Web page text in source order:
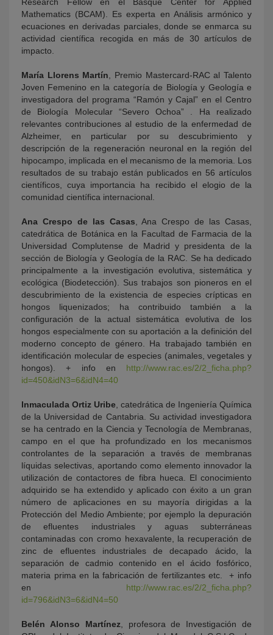
Research Fellow en el Basque Center for Applied
Mathematics (BCAM). Es experta en Análisis armónico y
ecuaciones en derivadas parciales, donde se enmarca su
actividad científica recogida en más de 30 artículos de
impacto.
María Llorens Martín, Premio Mastercard-RAC al Talento
Joven Femenino en la categoría de Biología y Geología e
investigadora del programa “Ramón y Cajal” en el Centro
de Biología Molecular “Severo Ochoa” . Ha realizado
relevantes contribuciones al estudio de la enfermedad de
Alzheimer, en particular por su descubrimiento y
descripción de la regeneración neuronal en la región del
hipocampo, implicada en el mecanismo de la memoria. Los
resultados de su trabajo están publicados en 56 artículos
científicos, cuya importancia ha recibido el elogio de la
comunidad científica internacional.
Ana Crespo de las Casas, Ana Crespo de las Casas,
catedrática de Botánica en la Facultad de Farmacia de la
Universidad Complutense de Madrid y presidenta de la
sección de Biología y Geología de la RAC. Se ha dedicado
principalmente a la investigación evolutiva, sistemática y
ecológica (Biodetección). Sus trabajos son pioneros en el
descubrimiento de la existencia de especies crípticas en
hongos liquenizados; ha contribuido también a la
configuración de la actual sistemática evolutiva de los
hongos especialmente con su aportación a la definición del
moderno concepto de género. Ha trabajado también en
identificación molecular de especies (animales, vegetales y
hongos). + info en http://www.rac.es/2/2_ficha.php?
id=450&idN3=6&idN4=40
Inmaculada Ortiz Uribe, catedrática de Ingeniería Química
de la Universidad de Cantabria. Su actividad investigadora
se ha centrado en la Ciencia y Tecnología de Membranas,
campo en el que ha profundizado en los mecanismos
controlantes de la separación a través de membranas
líquidas selectivas, aportando como elemento innovador la
utilización de contactores de fibra hueca. El conocimiento
adquirido se ha extendido y aplicado con éxito a un gran
número de aplicaciones en su mayoría dirigidas a la
Protección del Medio Ambiente; por ejemplo la depuración
de efluentes industriales y aguas subterráneas
contaminadas con cromo hexavalente, la recuperación de
zinc de efluentes industriales de decapado ácido, la
separación de cadmio contenido en el ácido fosfórico,
materia prima en la fabricación de fertilizantes etc. + info
en http://www.rac.es/2/2_ficha.php?
id=796&idN3=6&idN4=50
Belén Alonso Martínez, profesora de Investigación de